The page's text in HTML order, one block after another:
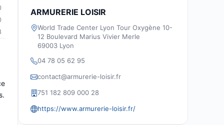
ARMURERIE LOISIR
World Trade Center Lyon Tour Oxygène 10-
12 Boulevard Marius Vivier Merle
69003 Lyon
04 78 05 62 95
contact@armurerie-loisir.fr
751 182 809 000 28
https://www.armurerie-loisir.fr/